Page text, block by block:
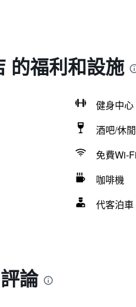
的福利和設施
健身中心
酒吧/休
免費Wi-Fi
咖啡機
代客泊車
論